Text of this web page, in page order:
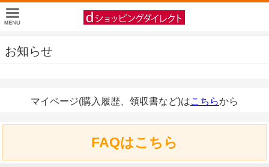
お知らせ
マイページ(購入履歴、領収書など)はこちらから
FAQはこちら